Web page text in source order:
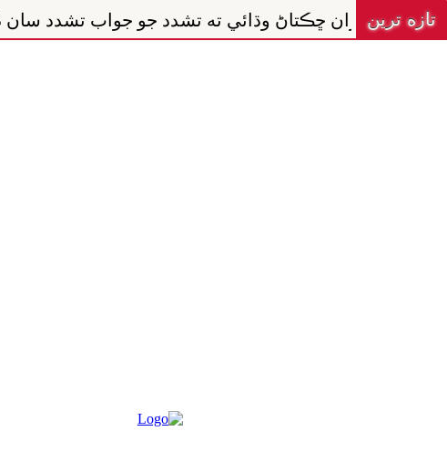
تازه ترين
وڌائي ته تشدد جو جواب تشدد سان ڏنو ويندو :جي ڊي